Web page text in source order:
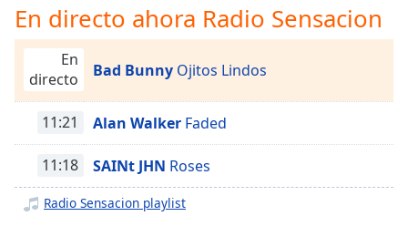
Playback
Rate
Chapters
Descriptions
off,
En directo ahora Radio Sensacion
En
directo
Bad Bunny Ojitos Lindos
11:21 Alan Walker Faded
11:18 SAINt JHN Roses
Radio Sensacion playlist